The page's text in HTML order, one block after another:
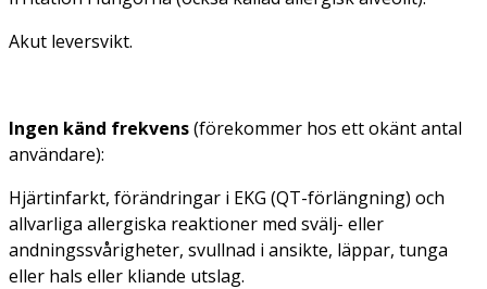
Akut leversvikt.
Ingen känd frekvens(förekommer hos ett okänt antal
användare):
Hjärtinfarkt, förändringar i EKG (QT-förlängning) och
allvarliga allergiska reaktioner med svälj- eller
andningssvårigheter, svullnad i ansikte, läppar, tunga
eller hals eller kliande utslag.